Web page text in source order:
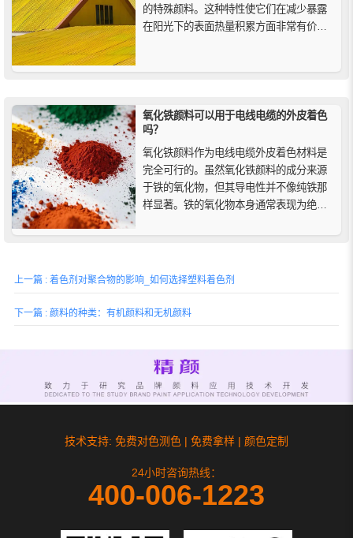
的特殊颜料。这种特性使它们在减少暴露
在阳光下的表面热量积累方面非常有价
氧化铁颜料可以用于电线电缆的外皮着色
吗？
氧化铁颜料作为电线电缆外皮着色材料是
完全可行的。虽然氧化铁颜料的成分来源
于铁的氧化物，但其导电性并不像纯铁那
样显著。铁的氧化物本身通常表现为绝缘
物（例如Fe₂O₃和Fe₃O₄）在化学上是稳定
低于纯铁金属。
上一篇 : 着色剂对聚合物的影响_如何选择塑料着色剂
下一篇 : 颜料的种类：有机颜料和无机颜料
技术支持: 免费对色测色 | 免费拿样 | 颜色定制
24小时咨询热线：
400-006-1223